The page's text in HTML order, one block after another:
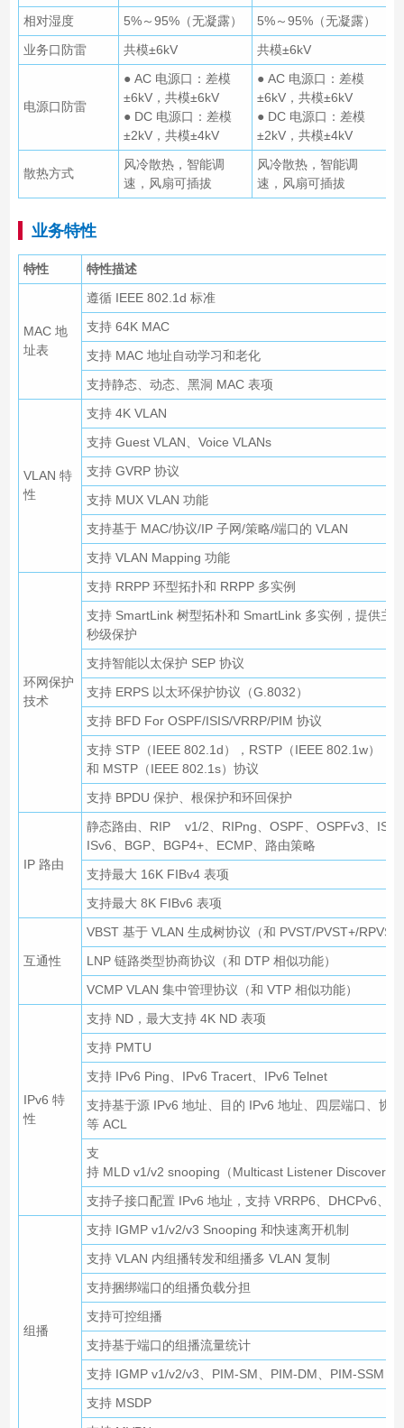
相对湿度
5%～95%（无凝露）
5%～95%（无凝露）
业务口防雷
共模±6kV 共模±6kV
电源口防雷
● AC 电源口：差模
±6kV，共模±6kV
● DC 电源口：差模
±2kV，共模±4kV
● AC 电源口：差模
±6kV，共模±6kV
● DC 电源口：差模
±2kV，共模±4kV
散热方式
风冷散热，智能调
速，风扇可插拔
风冷散热，智能调
速，风扇可插拔
业务特性
特性 特性描述
MAC 地
址表
遵循 IEEE 802.1d 标准
支持 64K MAC
支持 MAC 地址自动学习和老化
支持静态、动态、黑洞 MAC 表项
VLAN 特
性
支持 4K VLAN
支持 Guest VLAN、Voice VLANs
支持 GVRP 协议
支持 MUX VLAN 功能
支持基于 MAC/协议/IP 子网/策略/端口的 VLAN
支持 VLAN Mapping 功能
环网保护
技术
支持 RRPP 环型拓扑和 RRPP 多实例
支持 SmartLink 树型拓朴和 SmartLink 多实例，提供主
秒级保护
支持智能以太保护 SEP 协议
支持 ERPS 以太环保护协议（G.8032）
支持 BFD For OSPF/ISIS/VRRP/PIM 协议
支持 STP（IEEE 802.1d），RSTP（IEEE 802.1w）
和 MSTP（IEEE 802.1s）协议
支持 BPDU 保护、根保护和环回保护
IP 路由
静态路由、RIP v1/2、RIPng、OSPF、OSPFv3、IS-
ISv6、BGP、BGP4+、ECMP、路由策略
支持最大 16K FIBv4 表项
支持最大 8K FIBv6 表项
互通性
VBST 基于 VLAN 生成树协议（和 PVST/PVST+/RPVST
LNP 链路类型协商协议（和 DTP 相似功能）
VCMP VLAN 集中管理协议（和 VTP 相似功能）
IPv6 特
性
支持 ND，最大支持 4K ND 表项
支持 PMTU
支持 IPv6 Ping、IPv6 Tracert、IPv6 Telnet
支持基于源 IPv6 地址、目的 IPv6 地址、四层端口、协
等 ACL
支
持 MLD v1/v2 snooping（Multicast Listener Discovery
支持子接口配置 IPv6 地址，支持 VRRP6、DHCPv6、
组播
支持 IGMP v1/v2/v3 Snooping 和快速离开机制
支持 VLAN 内组播转发和组播多 VLAN 复制
支持捆绑端口的组播负载分担
支持可控组播
支持基于端口的组播流量统计
支持 IGMP v1/v2/v3、PIM-SM、PIM-DM、PIM-SSM
支持 MSDP